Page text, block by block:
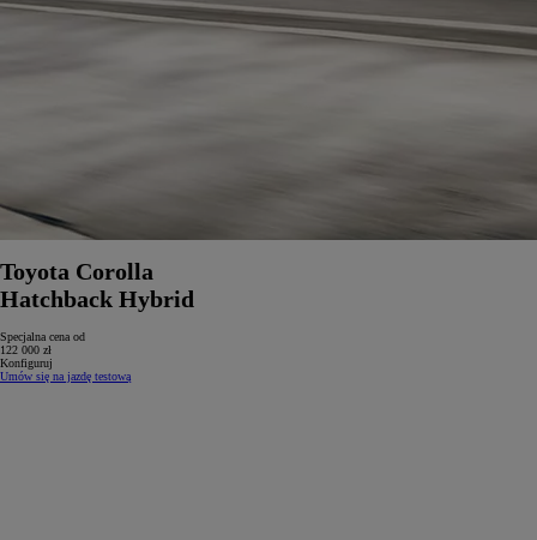
Toyota Corolla
Hatchback Hybrid
Specjalna cena od
122 000 zł
Konfiguruj
Umów się na jazdę testową